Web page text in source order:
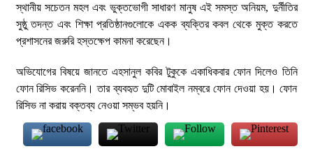
​স্থানীয় সচেতন মহল এবং ভুক্তভোগী সাধারণ মানুষ এই সমস্ত অনিয়ম, দুর্নীতির
সুষ্ঠু তদন্ত এবং শিক্ষা প্রতিষ্ঠানগুলোকে একক ব্যক্তির কবল থেকে মুক্ত করতে
প্রশাসনের জরুরি হস্তক্ষেপ কামনা করেছেন।
অভিযোগের বিষয়ে জানতে এহসানুল কবির টুকুকে একাধিকবার ফোন দিলেও তিনি
ফোন রিসিভ করেননি। তার ব্যবহৃত দুটি মোবাইল নম্বরে ফোন দেওয়া হয়। ফোন
রিসিভ না করায় বক্তব্য নেওয়া সম্ভব হয়নি।